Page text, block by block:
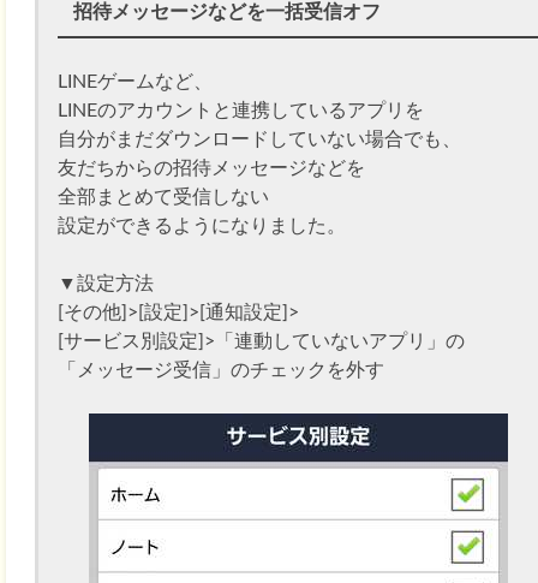
招待メッセージなどを一括受信オフ
LINEゲームなど、
LINEのアカウントと連携しているアプリを
自分がまだダウンロードしていない場合でも、
友だちからの招待メッセージなどを
全部まとめて受信しない
設定ができるようになりました。
▼設定方法
[その他]>[設定]>[通知設定]>
[サービス別設定]>「連動していないアプリ」の
「メッセージ受信」のチェックを外す